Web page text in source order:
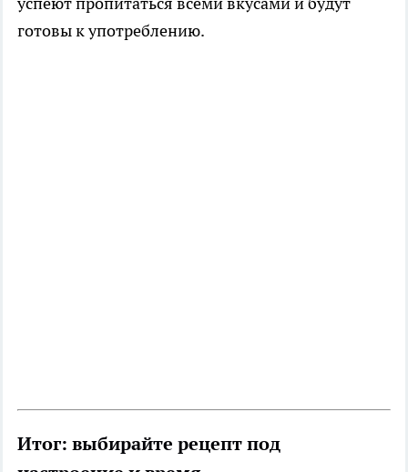
готовы к употреблению.
Итог: выбирайте рецепт под